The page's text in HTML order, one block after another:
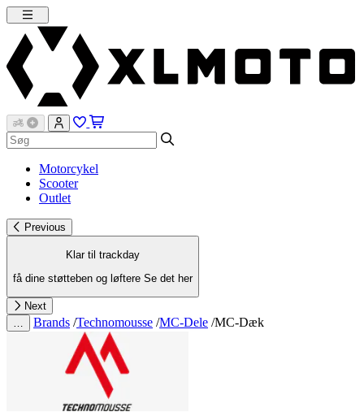
Motorcykel
Scooter
Outlet
Previous
Klar til trackday
få dine støtteben og løftere Se det her
Next
Brands /Technomousse /MC-Dele /MC-Dæk